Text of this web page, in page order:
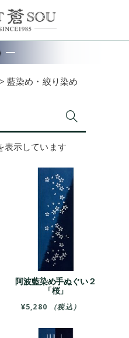
>藍染め・絞り染め
示しています
阿波藍染め手ぬぐい２
「桜」
¥5,280 （税込）